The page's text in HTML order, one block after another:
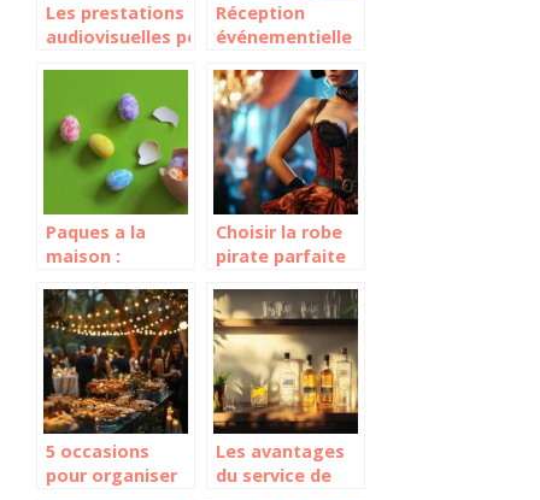
Les prestations
audiovisuelles pour
Réception
événementielle
faire pour
assurer sa
réussite !
Paques a la
maison :
moments en
famille
Choisir la robe
pirate parfaite
occasion
5 occasions
pour organiser
Les avantages
du service de